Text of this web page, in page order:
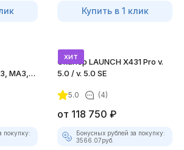
Купить в 1 клик
МАЗ,
покупку:
хит
Сканер LAUNCH X431 Pro v.
5.0 / v. 5.0 SE
5.0 (4)
от 118 750 ₽
Бонусных рублей за покупку:
3566.07руб.